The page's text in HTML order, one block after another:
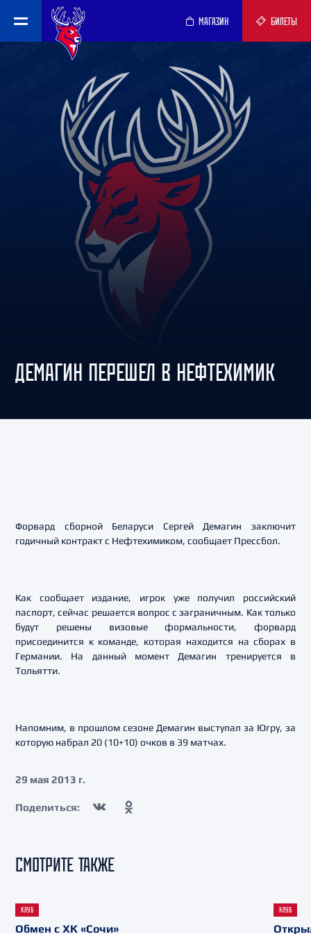
МАГАЗИН БИЛЕТЫ
ДЕМАГИН ПЕРЕШЕЛ В НЕФТЕХИМИК
Форвард сборной Беларуси Сергей Демагин заключит
годичный контракт с Нефтехимиком, сообщает Прессбол.
Как сообщает издание, игрок уже получил российский
паспорт, сейчас решается вопрос с заграничным. Как только
будут решены визовые формальности, форвард
присоединится к команде, которая находится на сборах в
Германии. На данный момент Демагин тренируется в
Тольятти.
Напомним, в прошлом сезоне Демагин выступал за Югру, за
которую набрал 20 (10+10) очков в 39 матчах.
29 мая 2013 г.
Поделиться:
СМОТРИТЕ ТАКЖЕ
КЛУБ
Обмен с ХК «Сочи»
КЛУБ